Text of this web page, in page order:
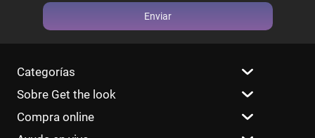
Enviar
Categorías
Sobre Get the look
Compra online